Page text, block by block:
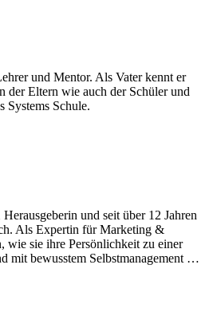
und Mentor. Als Vater kennt er
der Eltern wie auch der Schüler und
Systems Schule.
und seit über 12 Jahren
Als Expertin für Marketing &
wie sie ihre Persönlichkeit zu einer
mit bewusstem Selbstmanagement …